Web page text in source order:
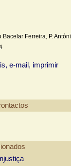
Bacelar Ferreira, P.